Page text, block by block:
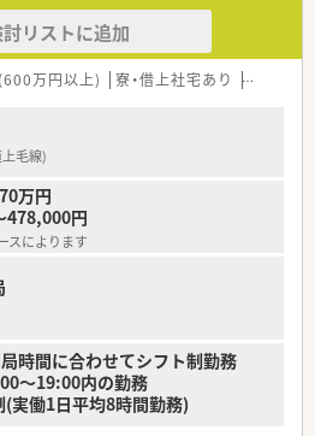
り組んでおり「訪問調剤特化型店舗」を
室は業界最多の51店舗設置しています
定企業」「健康経営優良法人2023（大規模
得し一人ひとりが働きやすい環境が整備
事制度、評価制度、キャリア支援制度等
リストに追加
万円以上) 寮・借上社宅あり 認定薬剤
毛線)
万円
478,000円
スによります
時間に合わせてシフト制勤務
～19:00内の勤務
実働1日平均8時間勤務)